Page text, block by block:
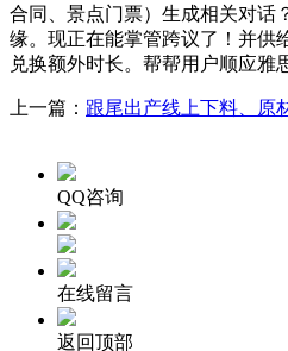
合同、景点门票）生成相关对话
缘。现正在能掌管跨议了！并供
兑换额外时长。帮帮用户顺应
上一篇： 跟尾出产线上下料、原
QQ咨询
在线留言
返回顶部